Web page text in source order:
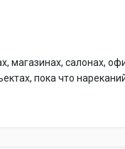
магазинах, салонах,
пока что